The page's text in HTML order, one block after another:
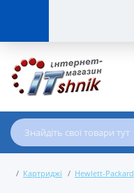
Картриджі Hewlett-Packard